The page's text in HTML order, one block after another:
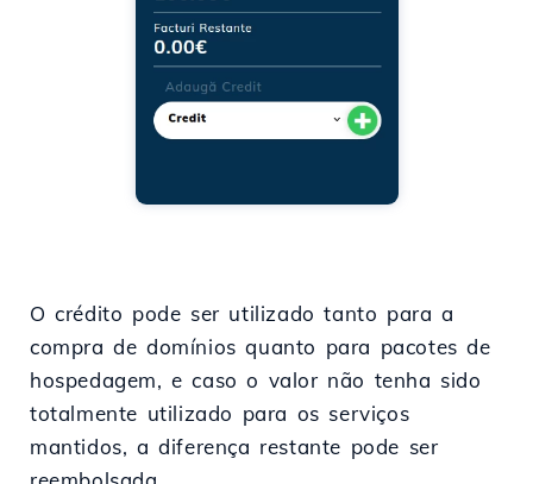
O crédito pode ser utilizado tanto para a
compra de domínios quanto para pacotes de
hospedagem, e caso o valor não tenha sido
totalmente utilizado para os serviços
mantidos, a diferença restante pode ser